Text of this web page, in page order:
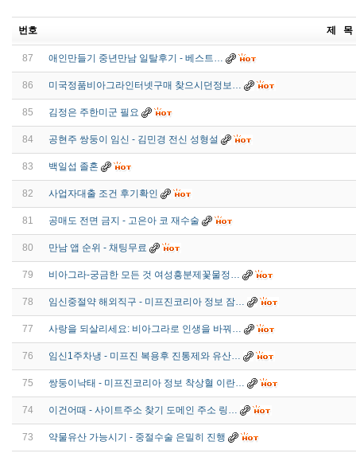
번호 제 목
87 애인만들기 중년만남 일탈후기 - 베­스­트­…
86 미국정품비­아그라인터넷구매 찾으시던정보…
85 김정은 주한미군 필요
84 공현주 쌍둥이 임신 - 김민경 전신 성형설
83 백일섭 졸혼
82 사업자대출 조건 후기확인
81 공매도 전면 금지 - 고은아 코 재수술
80 만남 앱 순위 - 채­팅­무­료
79 비아그라-궁금한 모든 것 여성흥분제꽃물정…
78 임신중절약 해외직구 - 미프진코리아 정보 잠…
77 사랑을 되살리세요: 비아그라로 인생을 바꿔…
76 임신1주차냉 - 미프진 복용후 진통제와 유산…
75 쌍둥이낙태 - 미프진코리아 정보 착상혈 이란…
74 이건어때 - 사이트주소 찾기 도메인 주소 링…
73 약물유산 가능시기 - 중절수술 은밀히 진행